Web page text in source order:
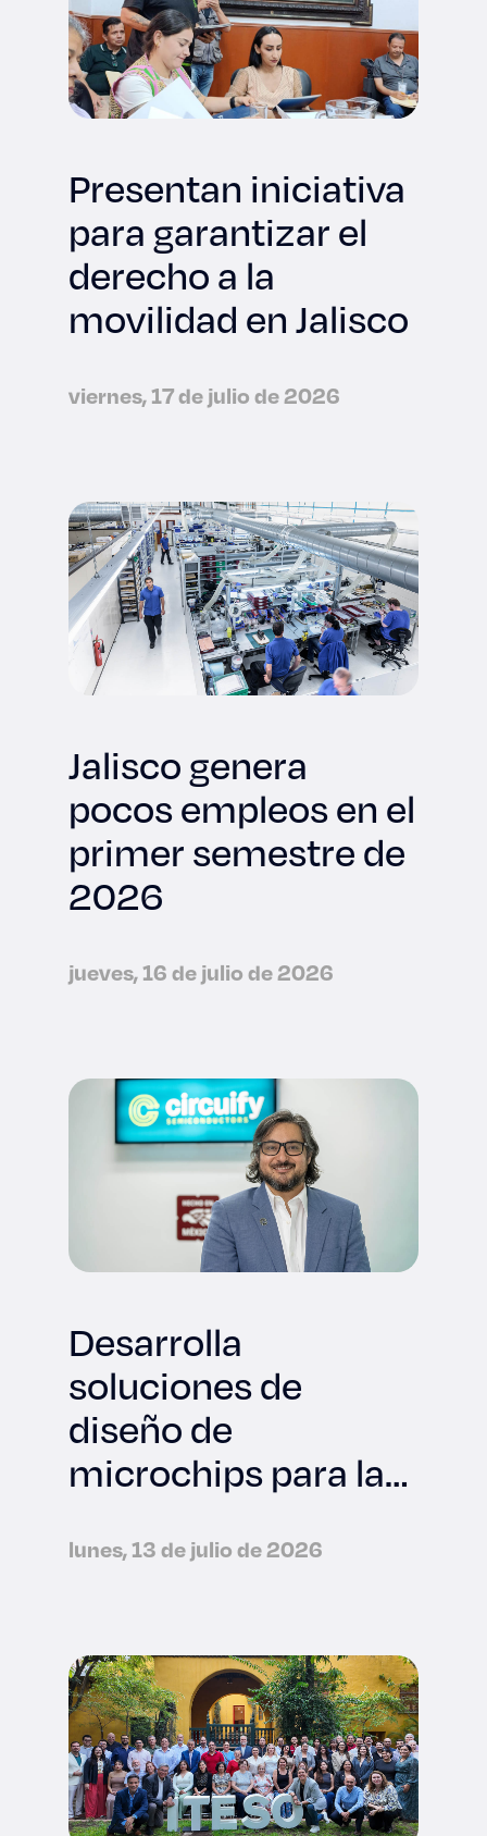
Presentan iniciativa
para garantizar el
derecho a la
movilidad en Jalisco
viernes, 17 de julio de 2026
Jalisco genera
pocos empleos en el
primer semestre de
2026
jueves, 16 de julio de 2026
Desarrolla
soluciones de
diseño de
microchips para la
tecnológica
lunes, 13 de julio de 2026